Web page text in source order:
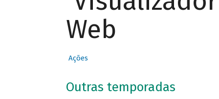
Web
Ações
Outras temporadas